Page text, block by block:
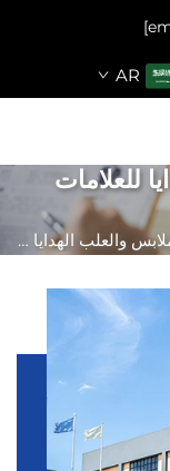
AR
للعلامات
الهدايا للعلامات التجارية